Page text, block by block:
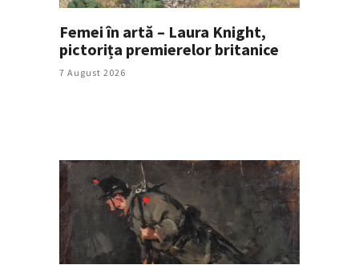
Femei în artă – Laura Knight,
pictorița premierelor britanice
7 August 2026